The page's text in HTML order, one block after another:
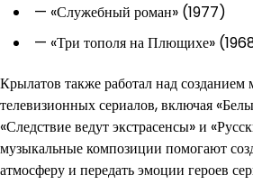
— «Служебный роман» (1977)
— «Три тополя на Плющихе»
Крылатов также работал над созданием
телевизионных сериалов, включая
«Следствие ведут экстрасенсы» и
музыкальные композиции помогают
атмосферу и передать эмоции героев